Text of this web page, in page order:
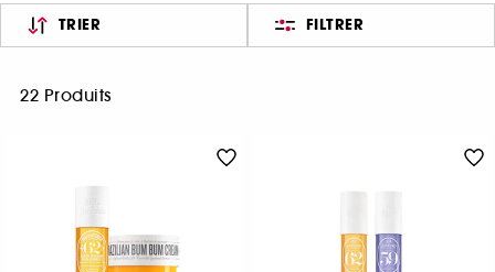
TRIER FILTRER
22 Produits